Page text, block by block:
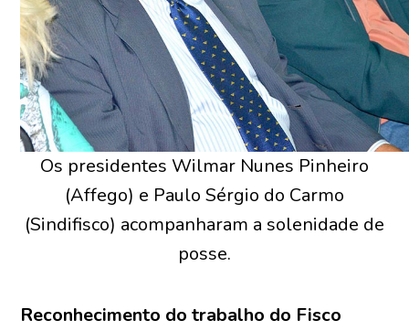
Os presidentes Wilmar Nunes Pinheiro
(Affego) e Paulo Sérgio do Carmo
(Sindifisco) acompanharam a solenidade de
posse.
Reconhecimento do trabalho do Fisco